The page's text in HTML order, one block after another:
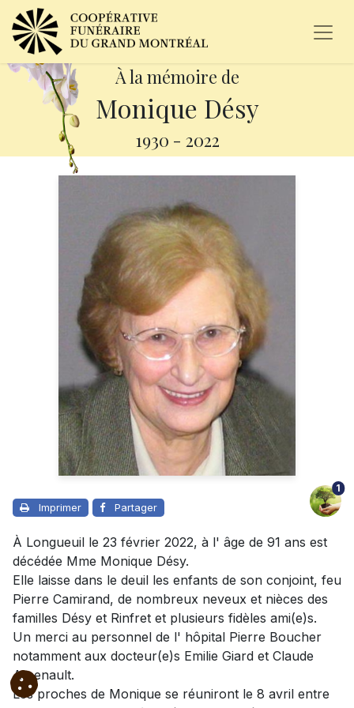
À la mémoire de
Monique Désy
1930 - 2022
Imprimer Partager
1
À Longueuil le 23 février 2022, à l' âge de 91 ans est
décédée Mme Monique Désy.
Elle laisse dans le deuil les enfants de son conjoint, feu
Pierre Camirand, de nombreux neveux et nièces des
familles Désy et Rinfret et plusieurs fidèles ami(e)s.
Un merci au personnel de l' hôpital Pierre Boucher
notamment aux docteur(e)s Emilie Giard et Claude
Arsenault.
Les proches de Monique se réuniront le 8 avril entre